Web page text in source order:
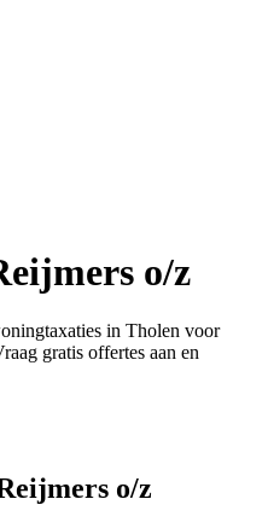
o/z
in Tholen voor
gratis offertes aan en
o/z